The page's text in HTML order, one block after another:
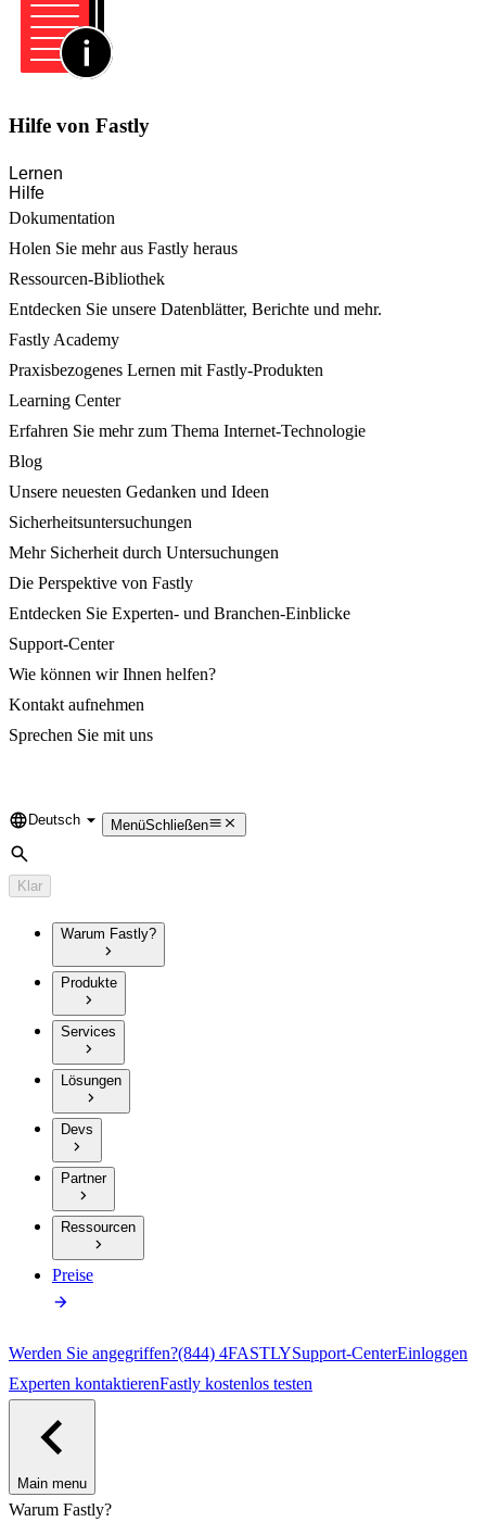
Hilfe von Fastly
Lernen
Hilfe
Dokumentation
Holen Sie mehr aus Fastly heraus
Ressourcen-Bibliothek
Entdecken Sie unsere Datenblätter, Berichte und mehr.
Fastly Academy
Praxisbezogenes Lernen mit Fastly-Produkten
Learning Center
Erfahren Sie mehr zum Thema Internet-Technologie
Blog
Unsere neuesten Gedanken und Ideen
Sicherheitsuntersuchungen
Mehr Sicherheit durch Untersuchungen
Die Perspektive von Fastly
Entdecken Sie Experten- und Branchen-Einblicke
Support-Center
Wie können wir Ihnen helfen?
Kontakt aufnehmen
Sprechen Sie mit uns
Language
Deutsch MenüSchließen
Suche
Klar
Warum Fastly?
Produkte
Services
Lösungen
Devs
Partner
Ressourcen
Preise
Werden Sie angegriffen?(844) 4FASTLYSupport-CenterEinloggen
Experten kontaktierenFastly kostenlos testen
Main menu
Warum Fastly?